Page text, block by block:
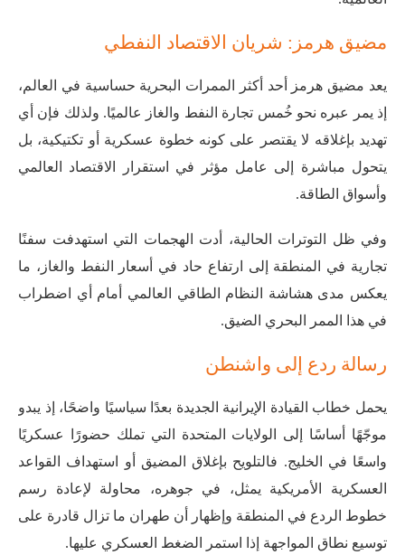
مضيق هرمز: شريان الاقتصاد النفطي
يعد مضيق هرمز أحد أكثر الممرات البحرية حساسية في العالم،
إذ يمر عبره نحو خُمس تجارة النفط والغاز عالميًا. ولذلك فإن أي
تهديد بإغلاقه لا يقتصر على كونه خطوة عسكرية أو تكتيكية، بل
يتحول مباشرة إلى عامل مؤثر في استقرار الاقتصاد العالمي
وأسواق الطاقة.
وفي ظل التوترات الحالية، أدت الهجمات التي استهدفت سفنًا
تجارية في المنطقة إلى ارتفاع حاد في أسعار النفط والغاز، ما
يعكس مدى هشاشة النظام الطاقي العالمي أمام أي اضطراب
في هذا الممر البحري الضيق.
رسالة ردع إلى واشنطن
يحمل خطاب القيادة الإيرانية الجديدة بعدًا سياسيًا واضحًا، إذ يبدو
موجّهًا أساسًا إلى الولايات المتحدة التي تملك حضورًا عسكريًا
واسعًا في الخليج. فالتلويح بإغلاق المضيق أو استهداف القواعد
العسكرية الأمريكية يمثل، في جوهره، محاولة لإعادة رسم
خطوط الردع في المنطقة وإظهار أن طهران ما تزال قادرة على
توسيع نطاق المواجهة إذا استمر الضغط العسكري عليها.